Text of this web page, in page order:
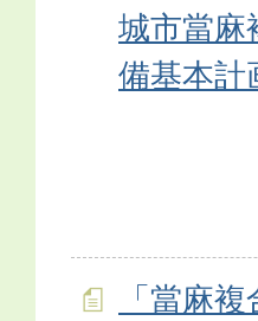
城市當麻
備基本計
「當麻